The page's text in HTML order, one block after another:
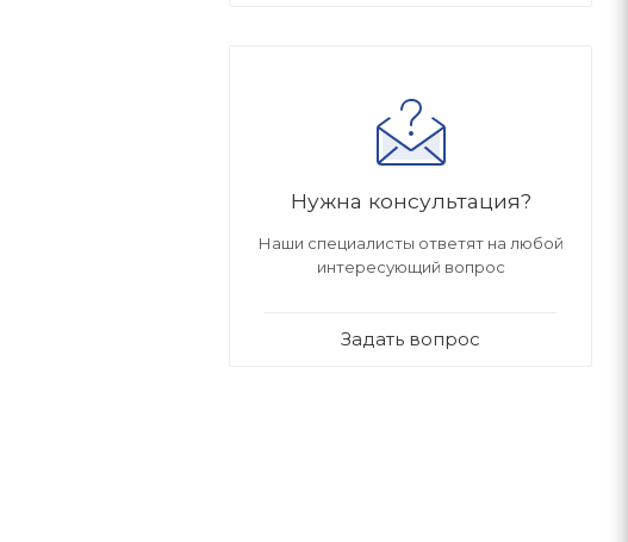
Нужна консультация?
Наши специалисты ответят на любой
интересующий вопрос
Задать вопрос